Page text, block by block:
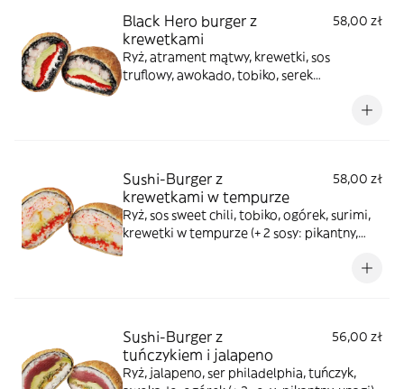
Black Hero burger z
krewetkami
58,00 zł
Ryż, atrament mątwy, krewetki, sos
truflowy, awokado, tobiko, serek
Sushi-Burger z
krewetkami w tempurze
58,00 zł
Ryż, sos sweet chili, tobiko, ogórek, surimi,
krewetki w tempurze (+ 2 sosy: pikantny,
Sushi-Burger z
tuńczykiem i jalapeno
56,00 zł
Ryż, jalapeno, ser philadelphia, tuńczyk,